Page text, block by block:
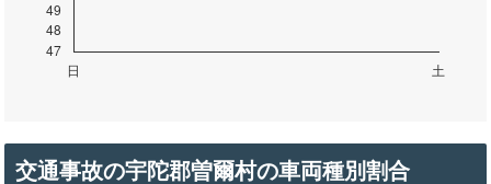
交通事故の宇陀郡曽爾村の車両種別割合